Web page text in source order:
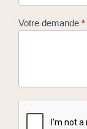
Votre demande*